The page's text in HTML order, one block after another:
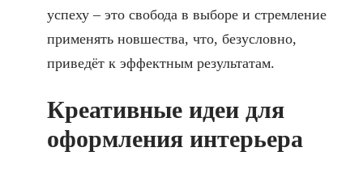
успеху – это свобода в выборе и стремление
применять новшества, что, безусловно,
приведёт к эффектным результатам.
Креативные идеи для
оформления интерьера